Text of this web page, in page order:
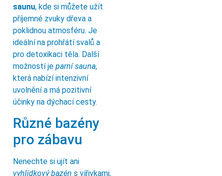
saunu, kde si můžete užít
příjemné zvuky dřeva a
poklidnou atmosféru. Je
ideální na prohřátí svalů a
pro detoxikaci těla. Další
možností je parní sauna,
která nabízí intenzivní
uvolnění a má pozitivní
účinky na dýchací cesty.
Různé bazény
pro zábavu
Nenechte si ujít ani
vyhlídkový bazén s vířivkami,